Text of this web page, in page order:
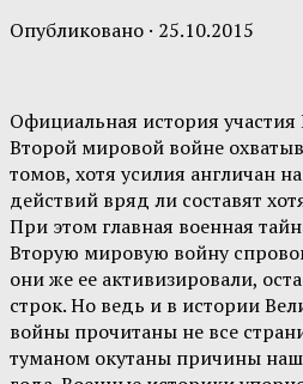
Опубликовано · 25.10.2015
Официальная история
Второй мировой войне
томов, хотя усилия англичан
действий вряд ли составят
При этом главная военная
Вторую мировую войну
они же ее активизировали,
строк. Но ведь и в истории
войны прочитаны не все
туманом окутаны причины